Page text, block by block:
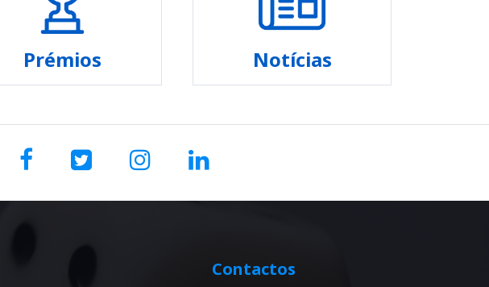
Prémios Notícias
Contactos